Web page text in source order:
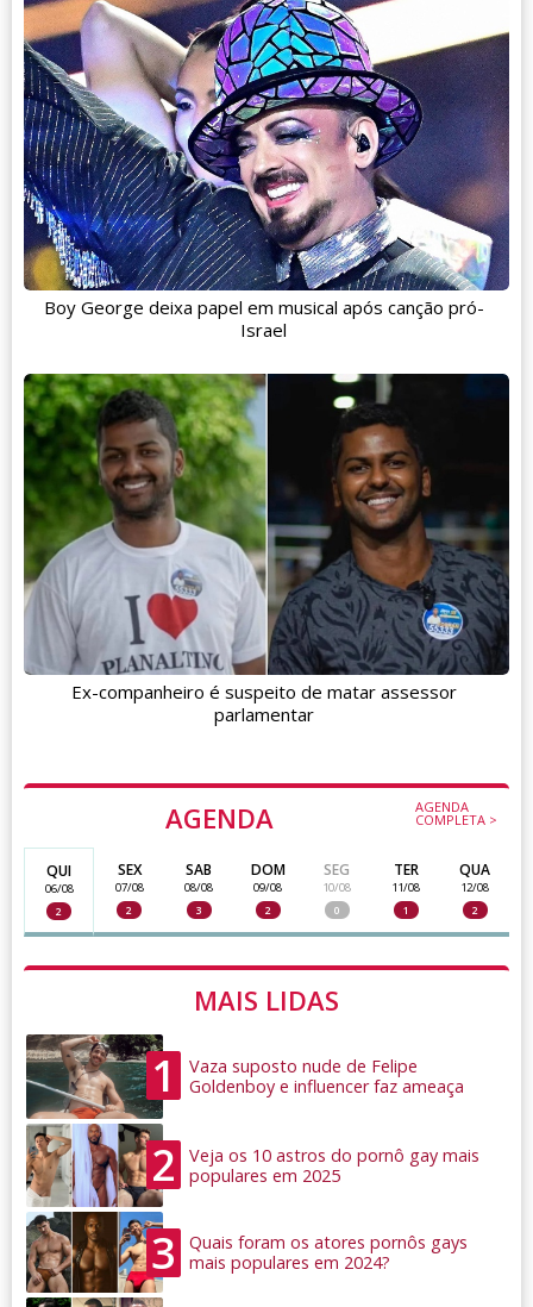
AGENDA AGENDA
COMPLETA >
QUI
06/08
2
SEX
07/08
2
SAB
08/08
3
DOM
09/08
2
SEG
10/08
0
TER
11/08
1
QUA
12/08
2
MAIS LIDAS
1
Vaza suposto nude de Felipe
Goldenboy e influencer faz ameaça
2
Veja os 10 astros do pornô gay mais
populares em 2025
3
Quais foram os atores pornôs gays
mais populares em 2024?
Boy George deixa papel em musical após canção pró-
Israel
Ex-companheiro é suspeito de matar assessor
parlamentar